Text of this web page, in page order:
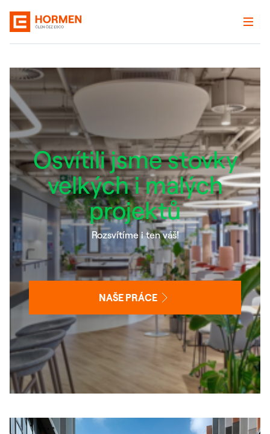
Osvítili jsme stovky
velkých i malých
projektů
Rozsvítíme i ten váš!
NAŠE PRÁCE